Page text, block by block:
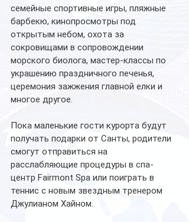
семейные спортивные игры, пляжные
барбекю, кинопросмотры под
открытым небом, охота за
сокровищами в сопровождении
морского биолога, мастер-классы по
украшению праздничного печенья,
церемония зажжения главной елки и
многое другое.
Пока маленькие гости курорта будут
получать подарки от Санты, родители
смогут отправиться на
расслабляющие процедуры в спа-
центр Fairmont Spa или поиграть в
теннис с новым звездным тренером
Джулианом Хайном.